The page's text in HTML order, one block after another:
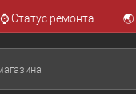
⌚ Статус ремонта